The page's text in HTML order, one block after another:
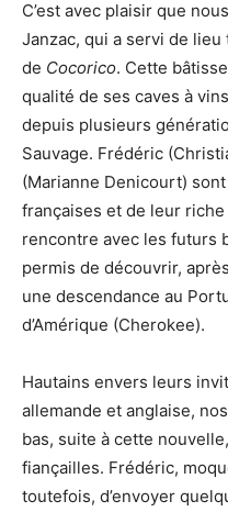
C’est avec plaisir que
Janzac, qui a servi de
de Cocorico. Cette
qualité de ses caves à
depuis plusieurs
Sauvage. Frédéric
(Marianne Denicourt)
françaises et de leur
rencontre avec les futurs
permis de découvrir,
une descendance au
d’Amérique (Cherokee).
Hautains envers leurs
allemande et anglaise,
bas, suite à cette
fiançailles. Frédéric,
toutefois, d’envoyer